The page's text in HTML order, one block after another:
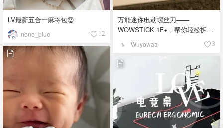
LV最新五合一麻将包😍
none_blue 12
万能迷你电动螺丝刀——
WOWSTICK 1F+，帮你轻松拆装
Wuyowaa 3